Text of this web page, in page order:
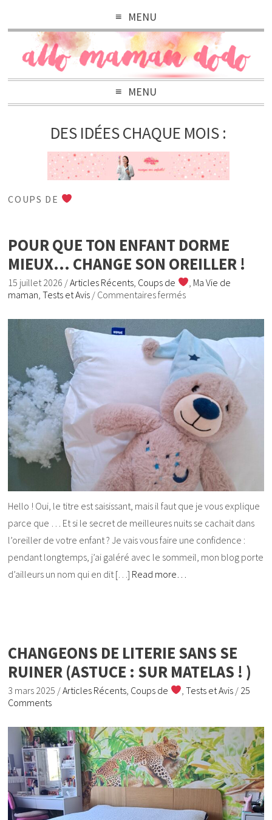
MENU
MENU
DES IDÉES CHAQUE MOIS :
COUPS DE
POUR QUE TON ENFANT DORME
MIEUX… CHANGE SON OREILLER !
15 juillet 2026 /Articles Récents Coups de
Ma Vie de
maman ,Tests et Avis / Commentaires fermés
Hello ! Oui, le titre est saisissant, mais il faut que je vous explique
parce que … Et si le secret de meilleures nuits se cachait dans
l’oreiller de votre enfant ? Je vais vous faire une confidence :
pendant longtemps, j’ai galéré avec le sommeil, mon blog porte
d’ailleurs un nom qui en dit […] Read more…
CHANGEONS DE LITERIE SANS SE
RUINER (ASTUCE : SUR MATELAS ! )
3 mars 2025 /Articles Récents Coups de Tests et Avis/ 25
Comments